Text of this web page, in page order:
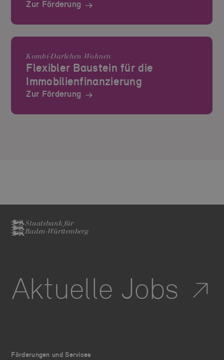
Zur Förderung
Kombi-Darlehen Wohnen
Flexibler Baustein für die
Immobilien­finanzierung
Zur Förderung
Staatsbank für
Baden-Württemberg
Aktuelle Jobs
Förderungen und Services